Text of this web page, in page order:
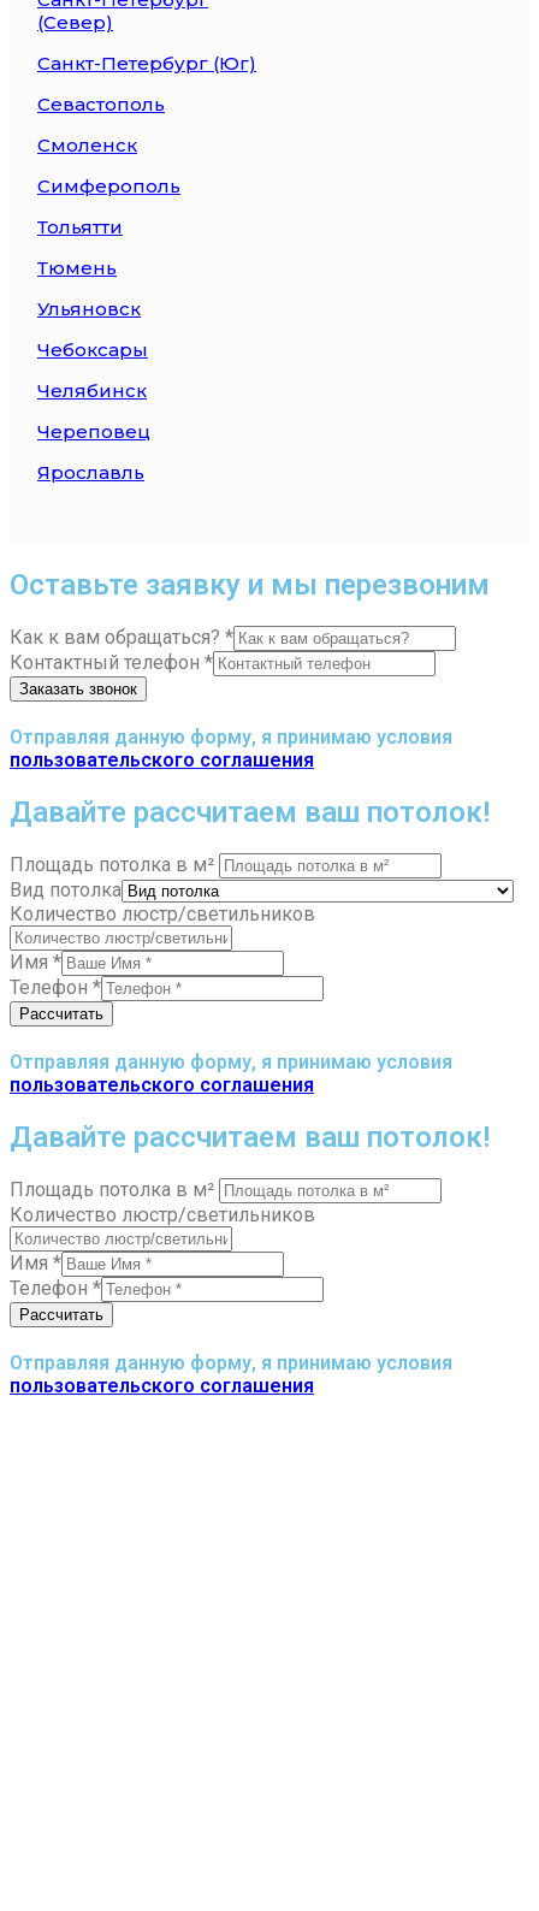
(Север)
Санкт-Петербург (Юг)
Севастополь
Смоленск
Симферополь
Тольятти
Тюмень
Ульяновск
Чебоксары
Челябинск
Череповец
Ярославль
Оставьте заявку и мы перезвоним
Как к вам обращаться? *
Контактный телефон *
Заказать звонок
Отправляя данную форму, я принимаю условия
пользовательского соглашения
Давайте рассчитаем ваш потолок!
Площадь потолка в м²
Вид потолка
Количество люстр/светильников
Имя *
Телефон *
Рассчитать
Отправляя данную форму, я принимаю условия
пользовательского соглашения
Давайте рассчитаем ваш потолок!
Площадь потолка в м²
Количество люстр/светильников
Имя *
Телефон *
Рассчитать
Отправляя данную форму, я принимаю условия
пользовательского соглашения